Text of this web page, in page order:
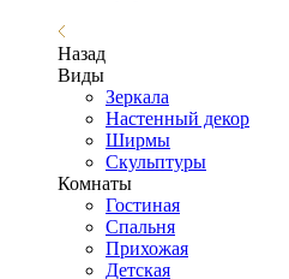
Назад
Виды
Зеркала
Настенный декор
Ширмы
Скульптуры
Комнаты
Гостиная
Спальня
Прихожая
Детская